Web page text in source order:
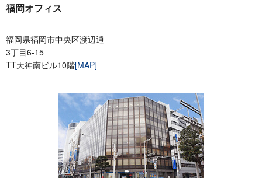
福岡オフィス
福岡県福岡市中央区渡辺通
3丁目6-15
TT天神南ビル10階[MAP]